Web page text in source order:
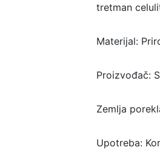
tretman
Materijal:
Proizvođač:
Zemlja
Upotreba: